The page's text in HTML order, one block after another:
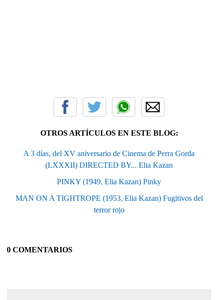
OTROS ARTÍCULOS EN ESTE BLOG:
A 3 días, del XV aniversario de Cinema de Perra Gorda
(LXXXII) DIRECTED BY... Elia Kazan
PINKY (1949, Elia Kazan) Pinky
MAN ON A TIGHTROPE (1953, Elia Kazan) Fugitivos del
terror rojo
0 COMENTARIOS